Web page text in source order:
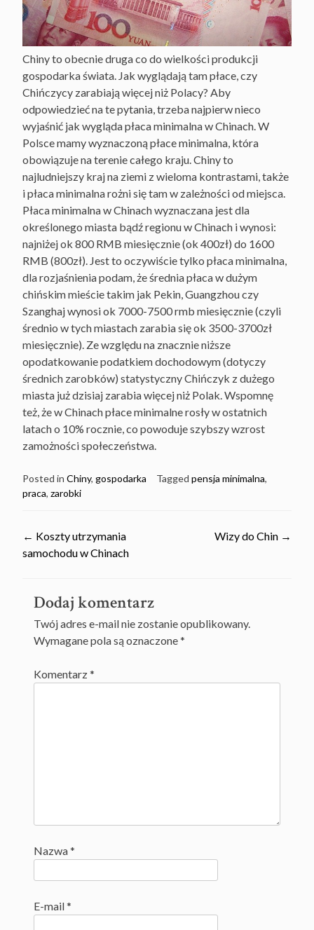
Chiny to obecnie druga co do wielkości produkcji
gospodarka świata. Jak wyglądają tam płace, czy
Chińczycy zarabiają więcej niż Polacy? Aby
odpowiedzieć na te pytania, trzeba najpierw nieco
wyjaśnić jak wygląda płaca minimalna w Chinach. W
Polsce mamy wyznaczoną płace minimalna, która
obowiązuje na terenie całego kraju. Chiny to
najludniejszy kraj na ziemi z wieloma kontrastami, także
i płaca minimalna rożni się tam w zależności od miejsca.
Płaca minimalna w Chinach wyznaczana jest dla
określonego miasta bądź regionu w Chinach i wynosi:
najniżej ok 800 RMB miesięcznie (ok 400zł) do 1600
RMB (800zł). Jest to oczywiście tylko płaca minimalna,
dla rozjaśnienia podam, że średnia płaca w dużym
chińskim mieście takim jak Pekin, Guangzhou czy
Szanghaj wynosi ok 7000-7500 rmb miesięcznie (czyli
średnio w tych miastach zarabia się ok 3500-3700zł
miesięcznie). Ze względu na znacznie niższe
opodatkowanie podatkiem dochodowym (dotyczy
średnich zarobków) statystyczny Chińczyk z dużego
miasta już dzisiaj zarabia więcej niż Polak. Wspomnę
też, że w Chinach płace minimalne rosły w ostatnich
latach o 10% rocznie, co powoduje szybszy wzrost
zamożności społeczeństwa.
Posted in Chiny, gospodarka Tagged pensja minimalna,
praca, zarobki
Post
← Koszty utrzymania
samochodu w Chinach
Wizy do Chin →
Dodaj komentarz
Twój adres e-mail nie zostanie opublikowany.
Wymagane pola są oznaczone*
Komentarz*
Nazwa*
E-mail*